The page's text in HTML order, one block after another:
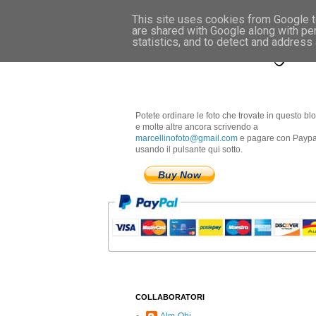
Marcellino
Potete ordinare le foto che trovate in questo
e molte altre ancora scrivendo a
marcellinofoto@gmail.com e pagare con
usando il pulsante qui sotto.
Buy Now
COLLABORATORI
This site uses cookies from Google
are shared with Google along with
statistics, and to detect and address